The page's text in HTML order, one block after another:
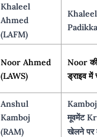
Khaleel
Ahmed
(LAFM)
Noor Ahmed
(LAWS)
Noor
ड्राइव
Anshul
Kamboj
(RAM)
Kamboj
मूवमेंट
खेलने पर